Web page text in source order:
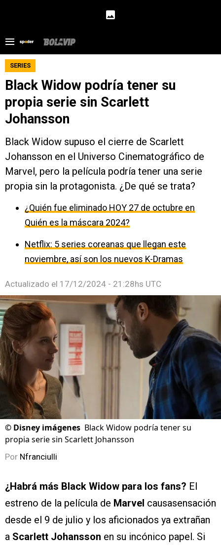
SERIES
Black Widow podría tener su
propia serie sin Scarlett
Johansson
Black Widow supuso el cierre de Scarlett
Johansson en el Universo Cinematográfico de
Marvel, pero la película podría tener una serie
propia sin la protagonista. ¿De qué se trata?
¿Quién fue eliminado HOY 27 de octubre en
Quién es la máscara 2024?
Netflix: 5 series coreanas que llegan este
noviembre, así son los nuevos K-Dramas
Actualizado el 17/12/2024 - 21:28hs UTC
© Disney imágenes Black Widow podría tener su
propia serie sin Scarlett Johansson
Por Nfranciulli
¿Habrá más Black Widow para los fans? El
estreno de la película de Marvel causasensación
desde el 9 de julio y los aficionados ya extrañan
a Scarlett Johansson en su incónico papel. Si